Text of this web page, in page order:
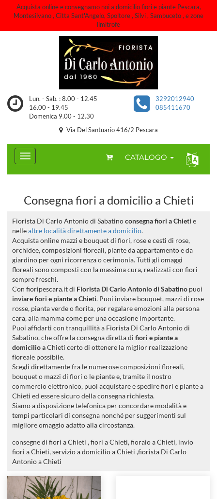
Acquista online e consegnamo noi a domicilio fiori e piante Pescara,
Montesilvano , Citta Sant'Angelo, Spoltore , Silvi , Sambuceto , e zone
limitrofe
Lun. - Sab. : 8.00 - 12.45
16.00 - 19.45
Domenica 9.00 - 12.30
3292012940
085411670
Via Del Santuario 416/2 Pescara
CATALOGO
Consegna fiori a domicilio a Chieti
Fiorista Di Carlo Antonio di Sabatinoconsegna fiori a Chieti e
nellealtre località direttamente a domicilio.
Acquista online mazzi e bouquet di fiori, rose e cesti di rose,
orchidee, composizioni floreali, piante da appartamento e da
giardino per ogni ricorrenza o cerimonia. Tutti gli omaggi
floreali sono composti con la massima cura, realizzati con fiori
sempre freschi.
Con fioripescara.it di Fiorista Di Carlo Antonio di Sabatino puoi
inviare fiori e piante a Chieti. Puoi inviare bouquet, mazzi di rose
rosse, pianta verde o fiorita, per regalare emozioni alla persona
cara, alla mamma come per una occasione importante.
Puoi affidarti con tranquillità a Fiorista Di Carlo Antonio di
Sabatino, che offre la consegna diretta di fiori e piante a
domicilio aChieti certo di ottenere la miglior realizzazione
floreale possibile.
Scegli direttamente fra le numerose composizioni floreali,
bouquet o mazzi di fiori o le piante e, tramite il nostro
commercio elettronico, puoi acquistare e spedire fiori e piante a
Chieti ed essere sicuro della consegna richiesta.
Siamo a disposizione telefonica per concordare modalità e
tempi particolari di consegna nonché per suggerimenti sul
migliore omaggio adatto alla circostanza.
consegne di fiori a Chieti , fiori a Chieti, fioraio a Chieti, invio
fiori a Chieti, servizio a domicilio a Chieti ,fiorista Di Carlo
Antonio a Chieti